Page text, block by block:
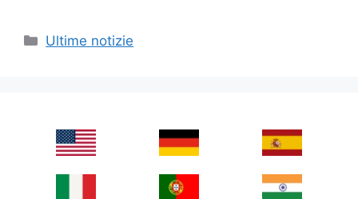
Categories
Ultime notizie